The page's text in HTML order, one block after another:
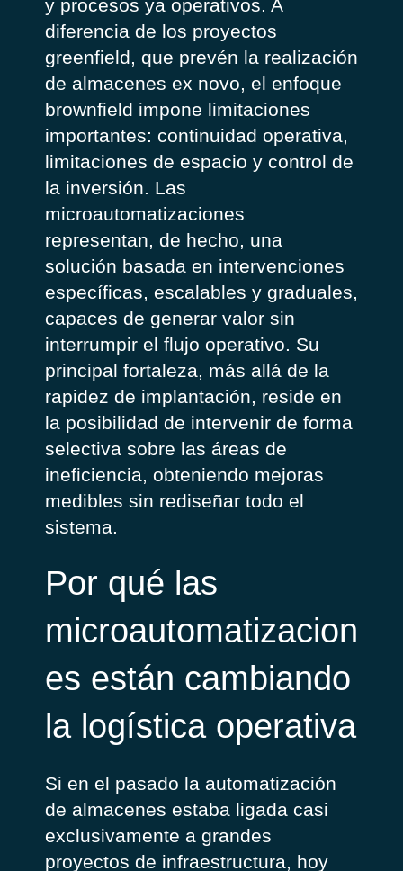
y procesos ya operativos. A
diferencia de los proyectos
greenfield, que prevén la realización
de almacenes ex novo, el enfoque
brownfield impone limitaciones
importantes: continuidad operativa,
limitaciones de espacio y control de
la inversión. Las
microautomatizaciones
representan, de hecho, una
solución basada en intervenciones
específicas, escalables y graduales,
capaces de generar valor sin
interrumpir el flujo operativo. Su
principal fortaleza, más allá de la
rapidez de implantación, reside en
la posibilidad de intervenir de forma
selectiva sobre las áreas de
ineficiencia, obteniendo mejoras
medibles sin rediseñar todo el
sistema.
Por qué las
microautomatizacion
es están cambiando
la logística operativa
Si en el pasado la automatización
de almacenes estaba ligada casi
exclusivamente a grandes
proyectos de infraestructura, hoy